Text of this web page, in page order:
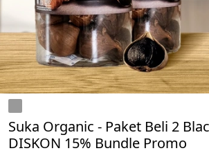
Suka Organic - Paket Beli 2
DISKON 15% Bundle Promo